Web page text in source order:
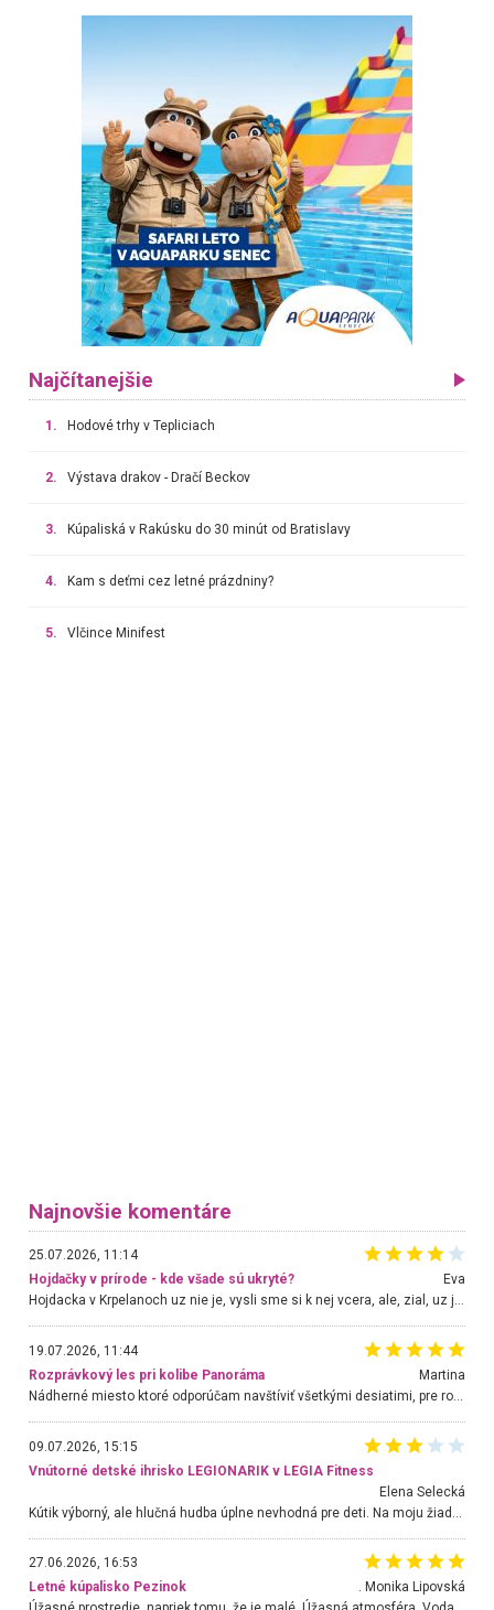
Najčítanejšie
1. Hodové trhy v Tepliciach
2. Výstava drakov - Dračí Beckov
3. Kúpaliská v Rakúsku do 30 minút od Bratislavy
4. Kam s deťmi cez letné prázdniny?
5. Vlčince Minifest
Najnovšie komentáre
25.07.2026, 11:14
Hojdačky v prírode - kde všade sú ukryté?
Eva
Hojdacka v Krpelanoch uz nie je, vysli sme si k nej vcera, ale, zial, uz je znicena. Ak sem planujete cestu len kvoli hojdacke, mozete si ju usetrit. Krasny vyhlad je tu vsak aj bez hojdacky :-)
19.07.2026, 11:44
Rozprávkový les pri kolibe Panoráma
Martina
Nádherné miesto ktoré odporúčam navštíviť všetkými desiatimi, pre rodiny s deťmi, dôchodcom... Proste a jednoducho ozaj rozprávkový les.. určite ešte prídeme. Odniesli sme si na pamiatku krásne tričká,
09.07.2026, 15:15
Vnútorné detské ihrisko LEGIONARIK v LEGIA Fitness
Elena Selecká
27.06.2026, 16:53
Letné kúpalisko Pezinok
. Monika Lipovská